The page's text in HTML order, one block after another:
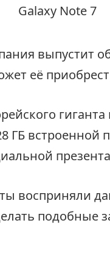
выпустит
её
гиганта
ГБ встроенной
восприняли
подобные